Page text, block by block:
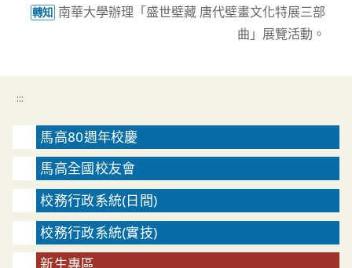
轉知 南華大學辦理「盛世壁藏 唐代壁畫文化特展三部
曲」展覽活動。
:::
馬高80週年校慶
馬高全國校友會
校務行政系統(日間)
校務行政系統(實技)
新生專區